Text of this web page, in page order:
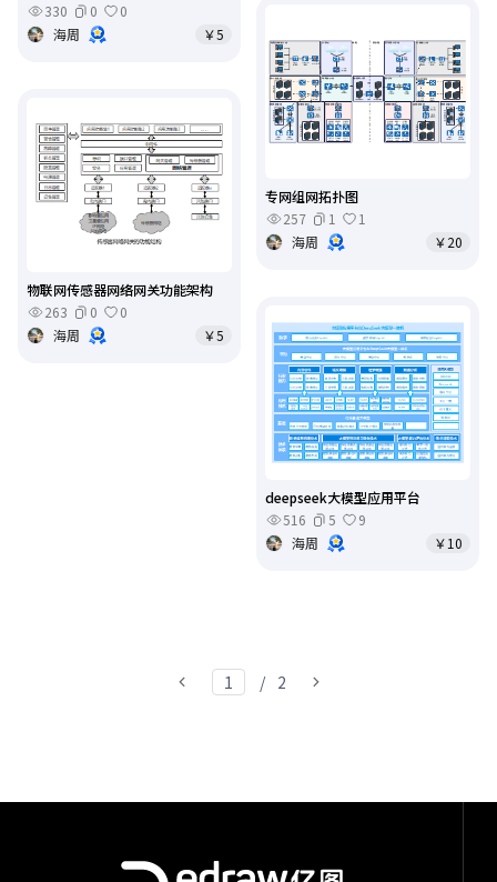
330
0
0
海周
￥5
专网组网拓扑图
257
1
1
海周
￥20
物联网传感器网络网关功能架构
263
0
0
海周
￥5
deepseek大模型应用平台
516
5
9
海周
￥10
/ 2